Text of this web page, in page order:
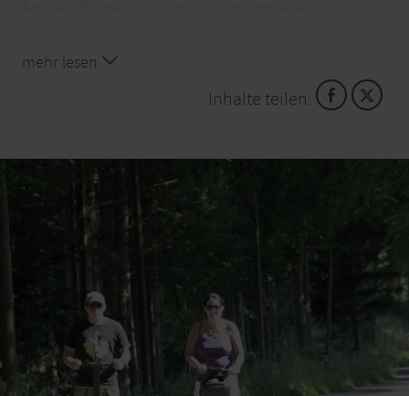
erlebnisreiche Segway tour und anschliessend
einkehren zu einem entspannenden Essen oder
anderem -Bei Firmen, Abteilungs oder Familienfeste
Wir fahren ganzjärig soweit die Witterung es zulässt
von 9:00 bis 19:00 ab 2 Personen Preise: Wir bieten
Touren ab €29,00. Der Preis hängt von der Tour,
Länge und der Anfahrt ab.
mehr lesen
Inhalte teilen: